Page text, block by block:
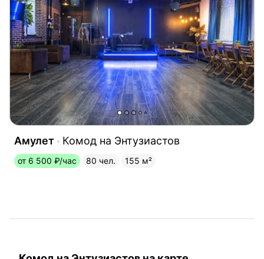
Амулет Комод на Энтузиастов
от 6 500 ₽/час 80 чел. 155 м²